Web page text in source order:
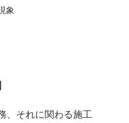
象
、それに関わる施工